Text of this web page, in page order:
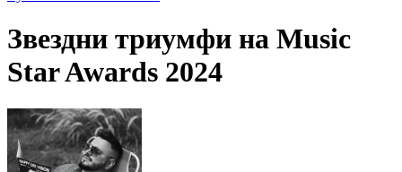
Звездни триумфи на Music
Star Awards 2024